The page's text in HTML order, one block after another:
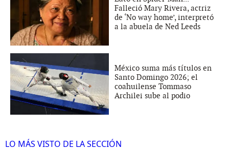
Falleció Mary Rivera, actriz
de ‘No way home’, interpretó
a la abuela de Ned Leeds
México suma más títulos en
Santo Domingo 2026; el
coahuilense Tommaso
Archilei sube al podio
LO MÁS VISTO DE LA SECCIÓN